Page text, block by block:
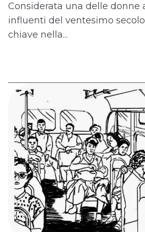
Considerata una delle donne
influenti del ventesimo
chiave nella...